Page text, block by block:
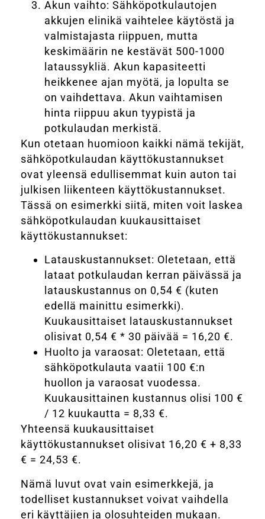
Akun vaihto: Sähköpotkulautojen
akkujen elinikä vaihtelee käytöstä ja
valmistajasta riippuen, mutta
keskimäärin ne kestävät 500-1000
lataussykliä. Akun kapasiteetti
heikkenee ajan myötä, ja lopulta se
on vaihdettava. Akun vaihtamisen
hinta riippuu akun tyypistä ja
potkulaudan merkistä.
Kun otetaan huomioon kaikki nämä tekijät,
sähköpotkulaudan käyttökustannukset
ovat yleensä edullisemmat kuin auton tai
julkisen liikenteen käyttökustannukset.
Tässä on esimerkki siitä, miten voit laskea
sähköpotkulaudan kuukausittaiset
käyttökustannukset:
Latauskustannukset: Oletetaan, että
lataat potkulaudan kerran päivässä ja
latauskustannus on 0,54 € (kuten
edellä mainittu esimerkki).
Kuukausittaiset latauskustannukset
olisivat 0,54 € * 30 päivää = 16,20 €.
Huolto ja varaosat: Oletetaan, että
sähköpotkulauta vaatii 100 €:n
huollon ja varaosat vuodessa.
Kuukausittainen kustannus olisi 100 €
/ 12 kuukautta = 8,33 €.
Yhteensä kuukausittaiset
käyttökustannukset olisivat 16,20 € + 8,33
€ = 24,53 €.
Nämä luvut ovat vain esimerkkejä, ja
todelliset kustannukset voivat vaihdella
eri käyttäjien ja olosuhteiden mukaan.